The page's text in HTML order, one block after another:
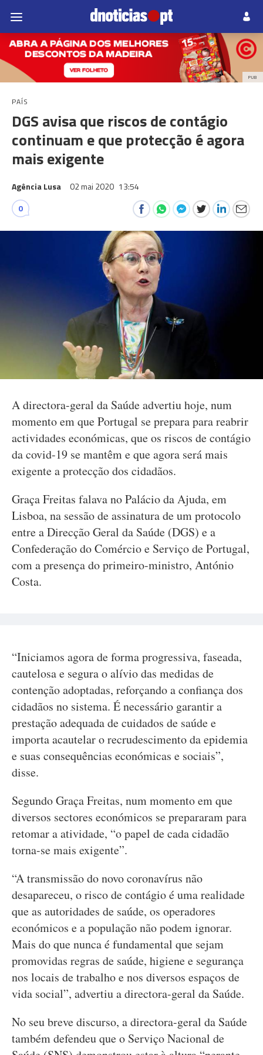
PUB
PAÍS
DGS avisa que riscos de contágio
continuam e que protecção é agora
mais exigente
Agência Lusa 02 mai 2020 13:54
0
A directora-geral da Saúde advertiu hoje, num
momento em que Portugal se prepara para reabrir
actividades económicas, que os riscos de contágio
da covid-19 se mantêm e que agora será mais
exigente a protecção dos cidadãos.
Graça Freitas falava no Palácio da Ajuda, em
Lisboa, na sessão de assinatura de um protocolo
entre a Direcção Geral da Saúde (DGS) e a
Confederação do Comércio e Serviço de Portugal,
com a presença do primeiro-ministro, António
Costa.
“Iniciamos agora de forma progressiva, faseada,
cautelosa e segura o alívio das medidas de
contenção adoptadas, reforçando a confiança dos
cidadãos no sistema. É necessário garantir a
prestação adequada de cuidados de saúde e
importa acautelar o recrudescimento da epidemia
e suas consequências económicas e sociais”,
disse.
Segundo Graça Freitas, num momento em que
diversos sectores económicos se prepararam para
retomar a atividade, “o papel de cada cidadão
torna-se mais exigente”.
“A transmissão do novo coronavírus não
desapareceu, o risco de contágio é uma realidade
que as autoridades de saúde, os operadores
económicos e a população não podem ignorar.
Mais do que nunca é fundamental que sejam
promovidas regras de saúde, higiene e segurança
nos locais de trabalho e nos diversos espaços de
vida social”, advertiu a directora-geral da Saúde.
No seu breve discurso, a directora-geral da Saúde
também defendeu que o Serviço Nacional de